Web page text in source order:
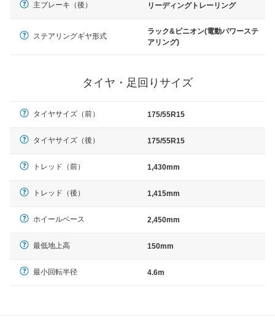
主ブレーキ（後） リーディングトレーリング
ステアリングギヤ形式
ラック&ピニオン(電動パワーステ
アリング)
タイヤ・足回りサイズ
タイヤサイズ（前） 175/55R15
タイヤサイズ（後） 175/55R15
トレッド（前） 1,430mm
トレッド（後） 1,415mm
ホイールベース 2,450mm
最低地上高 150mm
最小回転半径 4.6m